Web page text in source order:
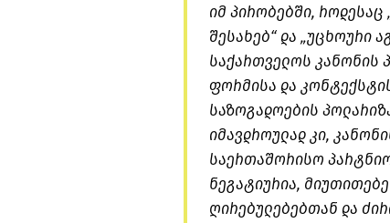
იმ პირობებში, როდესაც
შესახებ“ და „უცხოური
საქართველოს კანონის
ფორმისა და
საზოგადოების
იმავდროულად კი,
საერთაშორისო
ნეგატიურია,
ღირებულებებთან და